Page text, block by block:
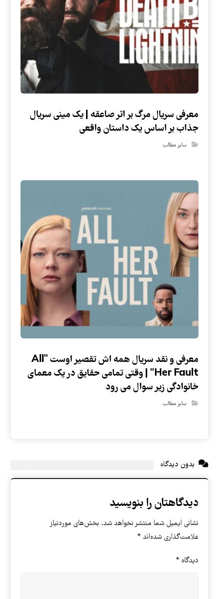
معرفی سریال مرگ بر اثر صاعقه | یک مینی سریال
جذاب بر اساس یک داستان واقعی
سایر مطالب
معرفی و نقد سریال همه اش تقصیر اوست “All
Her Fault” | وقتی تمامی حقایق در یک معمای
خانوادگی زیر سوال می رود
سایر مطالب
بدون دیدگاه
دیدگاهتان را بنویسید
نشانی ایمیل شما منتشر نخواهد شد. بخش‌های موردنیاز
علامت‌گذاری شده‌اند*
دیدگاه*